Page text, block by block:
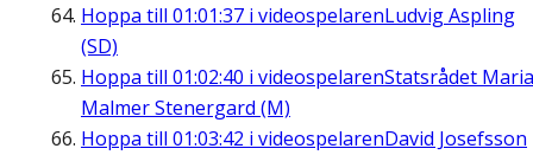
Hoppa till 01:01:37 i videospelarenLudvig Aspling
(SD)
Hoppa till 01:02:40 i videospelarenStatsrådet Maria
Malmer Stenergard (M)
Hoppa till 01:03:42 i videospelarenDavid Josefsson